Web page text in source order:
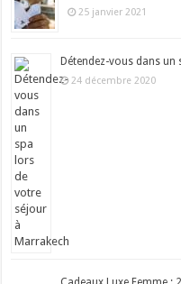
25 janvier 2021
Détendez-vous dans
24 décembre 2020